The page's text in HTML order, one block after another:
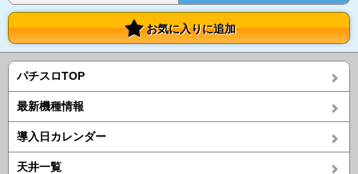
お気に入りに追加
パチスロTOP
最新機種情報
導入日カレンダー
天井一覧